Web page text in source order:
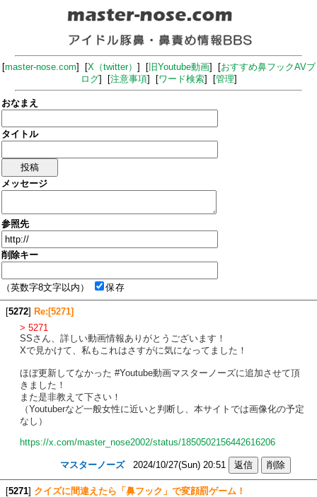
[master-nose.com] [X（twitter） ] [旧Youtube動画] [おすすめ鼻フックAVブ
ログ] [注意事項] [ワード検索] [管理]
おなまえ
タイトル
メッセージ
参照先
削除キー
（英数字8文字以内） 保存
[5272] Re:[5271]
> 5271
SSさん、詳しい動画情報ありがとうございます！
Xで見かけて、私もこれはさすがに気になってました！
ほぼ更新してなかった #Youtube動画マスターノーズに追加させて頂
きました！
また是非教えて下さい！
（Youtuberなど一般女性に近いと判断し、本サイトでは画像化の予定
なし）
https://x.com/master_nose2002/status/1850502156442616206
マスターノーズ2024/10/27(Sun) 20:51
[5271] クイズに間違えたら「鼻フック」で変顔罰ゲーム！